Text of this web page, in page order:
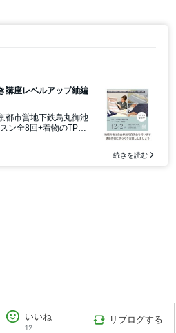
いいね
12
リブログする